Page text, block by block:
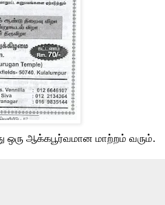
ஒரு ஆக்கபூர்வமான மாற்றம் வரும்.